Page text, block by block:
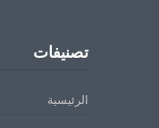
تصنيفات
الرئيسية